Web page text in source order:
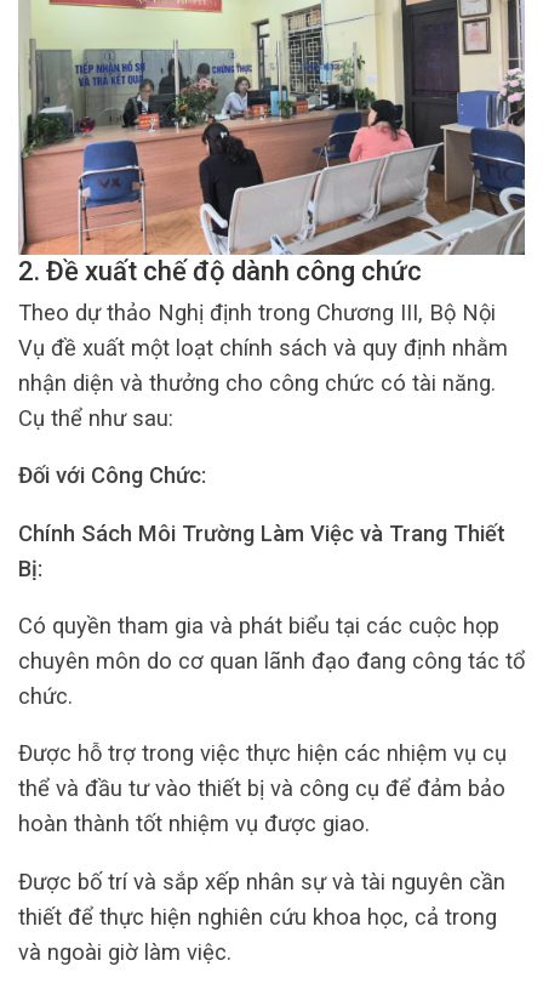
2. Đề xuất chế độ dành công chức
Theo dự thảo Nghị định trong Chương III, Bộ Nội
Vụ đề xuất một loạt chính sách và quy định nhằm
nhận diện và thưởng cho công chức có tài năng.
Cụ thể như sau:
Đối với Công Chức:
Chính Sách Môi Trường Làm Việc và Trang Thiết
Bị:
Có quyền tham gia và phát biểu tại các cuộc họp
chuyên môn do cơ quan lãnh đạo đang công tác tổ
chức.
Được hỗ trợ trong việc thực hiện các nhiệm vụ cụ
thể và đầu tư vào thiết bị và công cụ để đảm bảo
hoàn thành tốt nhiệm vụ được giao.
Được bố trí và sắp xếp nhân sự và tài nguyên cần
thiết để thực hiện nghiên cứu khoa học, cả trong
và ngoài giờ làm việc.